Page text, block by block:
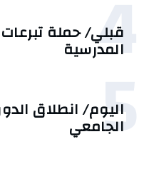
4
قبلي/ حملة
المدرسية
5
اليوم/ انطلاق
الجامعي